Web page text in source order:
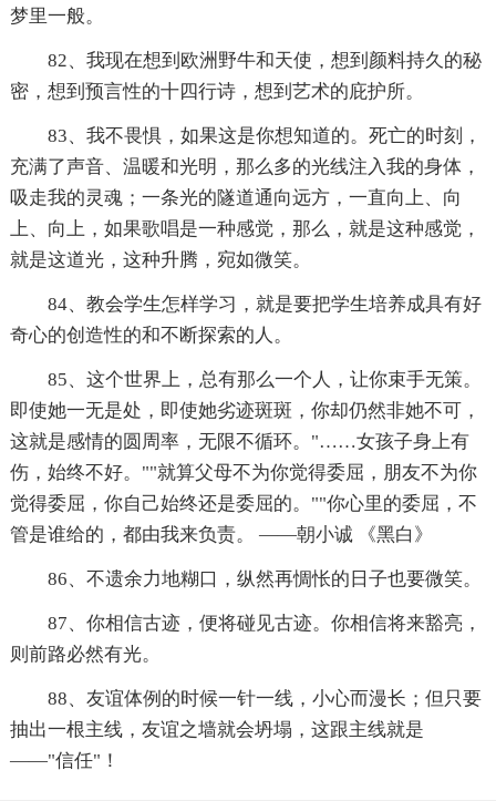
梦里一般。
82、我现在想到欧洲野牛和天使，想到颜料持久的秘
密，想到预言性的十四行诗，想到艺术的庇护所。
83、我不畏惧，如果这是你想知道的。死亡的时刻，
充满了声音、温暖和光明，那么多的光线注入我的身体，
吸走我的灵魂；一条光的隧道通向远方，一直向上、向
上、向上，如果歌唱是一种感觉，那么，就是这种感觉，
就是这道光，这种升腾，宛如微笑。
84、教会学生怎样学习，就是要把学生培养成具有好
奇心的创造性的和不断探索的人。
85、这个世界上，总有那么一个人，让你束手无策。
即使她一无是处，即使她劣迹斑斑，你却仍然非她不可，
这就是感情的圆周率，无限不循环。"……女孩子身上有
伤，始终不好。""就算父母不为你觉得委屈，朋友不为你
觉得委屈，你自己始终还是委屈的。""你心里的委屈，不
管是谁给的，都由我来负责。 ——朝小诚 《黑白》
86、不遗余力地糊口，纵然再惆怅的日子也要微笑。
87、你相信古迹，便将碰见古迹。你相信将来豁亮，
则前路必然有光。
88、友谊体例的时候一针一线，小心而漫长；但只要
抽出一根主线，友谊之墙就会坍塌，这跟主线就是
——"信任"！